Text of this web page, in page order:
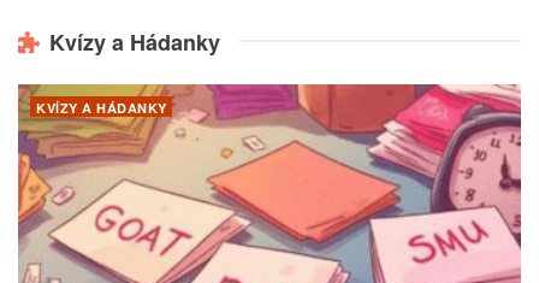
Kvízy a Hádanky
KVÍZY A HÁDANKY